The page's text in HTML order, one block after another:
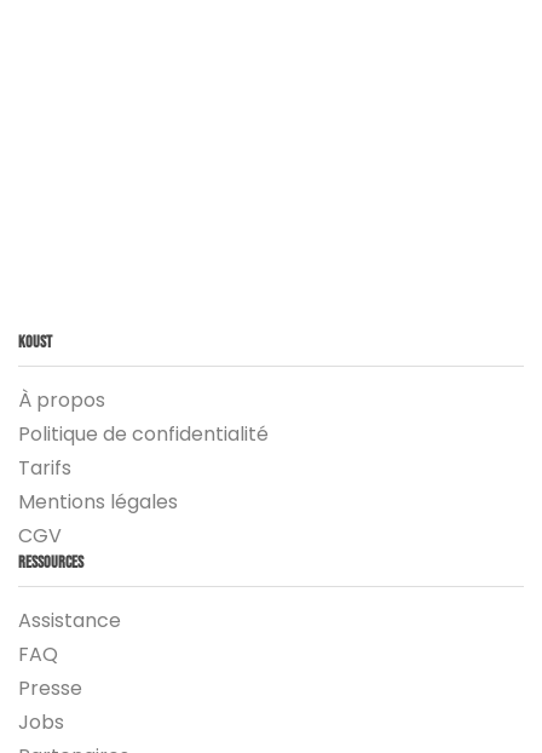
Koust
À propos
Politique de confidentialité
Tarifs
Mentions légales
CGV
Ressources
Assistance
FAQ
Presse
Jobs